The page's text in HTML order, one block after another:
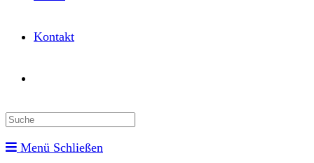
Kontakt
website
Menü Schließen